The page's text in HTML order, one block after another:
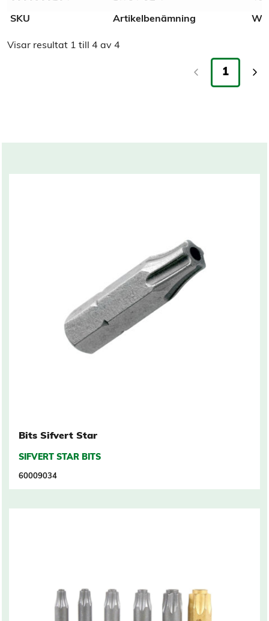
Normnummer 60009002
SKU Artikelbenämning
Visar resultat 1 till 4 av 4
1
Bits Sifvert Star
SIFVERT STAR BITS
60009034